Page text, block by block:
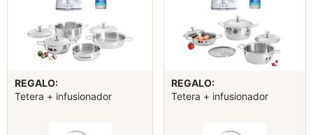
REGALO:
Tetera + infusionador
REGALO:
Tetera + infusionador